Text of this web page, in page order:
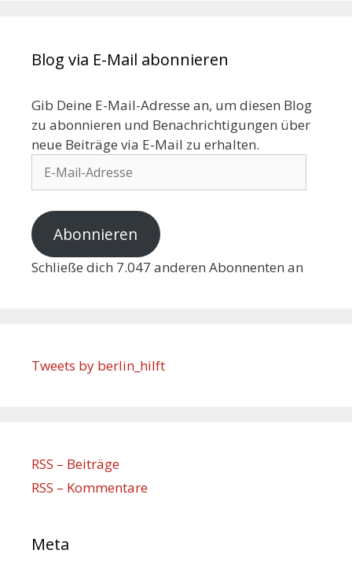
Blog via E-Mail abonnieren
Gib Deine E-Mail-Adresse an, um diesen Blog
zu abonnieren und Benachrichtigungen über
neue Beiträge via E-Mail zu erhalten.
Abonnieren
Schließe dich 7.047 anderen Abonnenten an
Tweets by berlin_hilft
RSS – Beiträge
RSS – Kommentare
Meta